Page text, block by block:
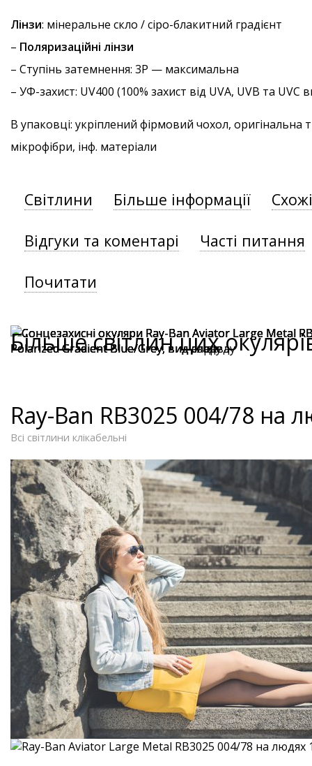
Лінзи: мінеральне скло / сіро-блакитний градієнт
– Поляризаційні лінзи
– Ступінь затемнення: 3P — максимальна
– УФ-захист: UV400 (100% захист від UVA, UVB та
В упаковці: укріплений фірмовий чохол, оригінальна
мікрофібри, інф. матеріали
Світлини Більше інформації
Відгуки та коментарі Часті питання
Почитати
Більше світлин цих
Ray-Ban RB3025 004/78 на
Всі світлини клікабельні